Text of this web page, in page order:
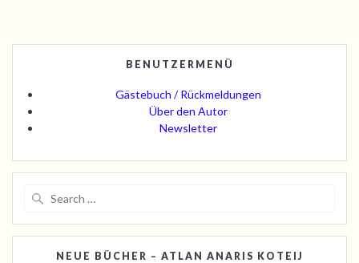
BENUTZERMENÜ
Gästebuch / Rückmeldungen
Über den Autor
Newsletter
NEUE BÜCHER – ATLAN ANARIS KOTEIJ